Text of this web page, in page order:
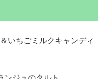
いちごミルクキャンディ